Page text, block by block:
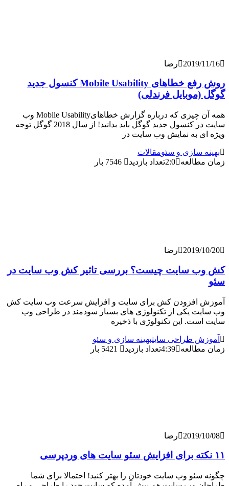
رضا
روش رفع خطاهای Mobile Usability کنسول جدید
فرندلی)
همه آن چیزی که درباره گزارش خطاهایMobile Usability وب
سایت در کنسول جدید گوگل باید بدانید! از سال 2018 گوگل توجه
به نمایش وب سایت در
سازی و سئومقالات
2:0تعداد بازدید 7546 بار
رضا
سایت چیست؟ بررسی تاثیر کش وب سایت در
افزودن کش برای سایت و افزایش سرعت وب سایت کش
یکی از تکنولوژی های بسیار سودمند در طراحی وب
این تکنولوژی با ذخیره
طراحی سایت بهینه سازی و سئو
4:39تعداد بازدید 5421 بار
رضا
وب سایت خودتان را بهتر کنید! احتمالا برای شما